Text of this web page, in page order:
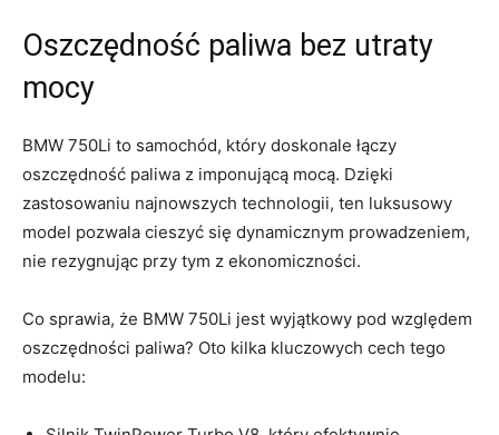
Oszczędność paliwa bez ​utraty
mocy
BMW 750Li to‍ samochód, który ‌doskonale łączy
oszczędność paliwa ​z imponującą⁢ mocą.​ Dzięki
‍zastosowaniu najnowszych technologii, ⁢ten luksusowy
model⁣ pozwala cieszyć się dynamicznym⁣ prowadzeniem,​
nie rezygnując przy tym⁢ z ekonomiczności.
Co sprawia, że BMW 750Li jest wyjątkowy⁢ pod względem
oszczędności paliwa? ‍Oto kilka kluczowych cech tego
modelu: